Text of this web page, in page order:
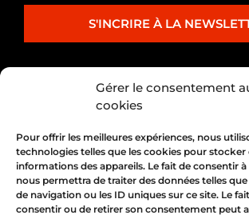
Gérer le consentement
cookies
Pour offrir les meilleures expériences, nous
technologies telles que les cookies pour stocker
informations des appareils. Le fait de consentir
nous permettra de traiter des données telles
de navigation ou les ID uniques sur ce site. Le
consentir ou de retirer son consentement peut
S'INCRIRE À LA
PARTENARIAT